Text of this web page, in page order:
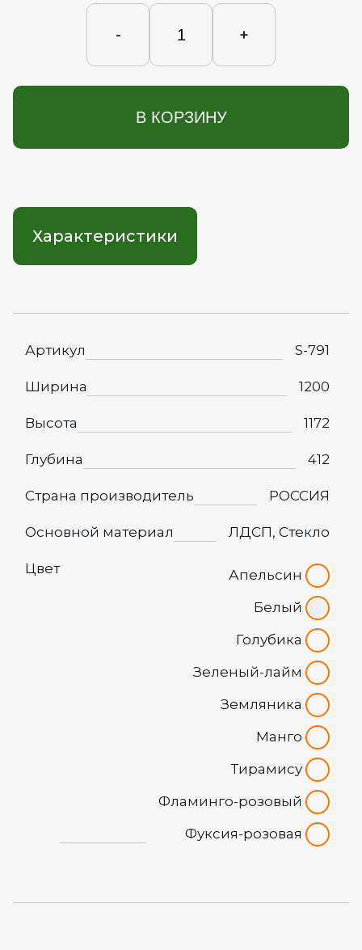
- +
В КОРЗИНУ
Характеристики
Артикул S-791
Ширина 1200
Высота 1172
Глубина 412
Страна производитель РОССИЯ
Основной материал ЛДСП, Стекло
Цвет
Апельсин
Белый
Голубика
Зеленый-лайм
Земляника
Манго
Тирамису
Фламинго-розовый
Фуксия-розовая